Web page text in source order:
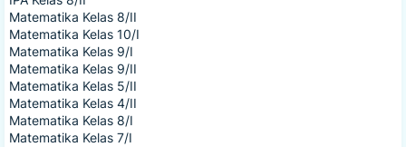
Matematika Kelas 8/II
Matematika Kelas 10/I
Matematika Kelas 9/I
Matematika Kelas 9/II
Matematika Kelas 5/II
Matematika Kelas 4/II
Matematika Kelas 8/I
Matematika Kelas 7/I